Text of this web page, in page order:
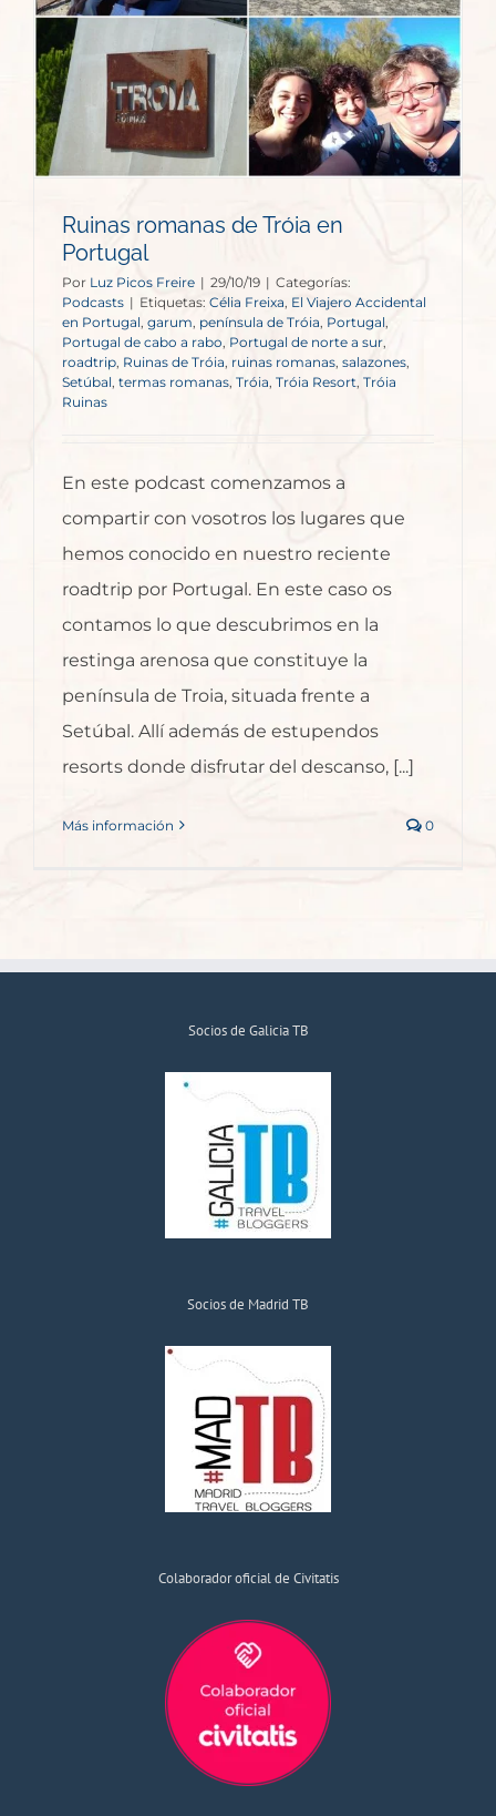
Ruinas romanas de Tróia en
Portugal
Por Luz Picos Freire | 29/10/19 | Categorías:
Podcasts | Etiquetas: Célia Freixa, El Viajero Accidental
en Portugal, garum península de Tróia Portugal,
Portugal de cabo a rabo, Portugal de norte a sur
roadtrip, Ruinas de Tróia, ruinas romanas, salazones,
Setúbal termas romanas, Tróia Tróia Resort Tróia
Ruinas
En este podcast comenzamos a
compartir con vosotros los lugares que
hemos conocido en nuestro reciente
roadtrip por Portugal. En este caso os
contamos lo que descubrimos en la
restinga arenosa que constituye la
península de Troia, situada frente a
Setúbal. Allí además de estupendos
resorts donde disfrutar del descanso, [...]
Más información 0
Socios de Galicia TB
Socios de Madrid TB
Colaborador oficial de Civitatis